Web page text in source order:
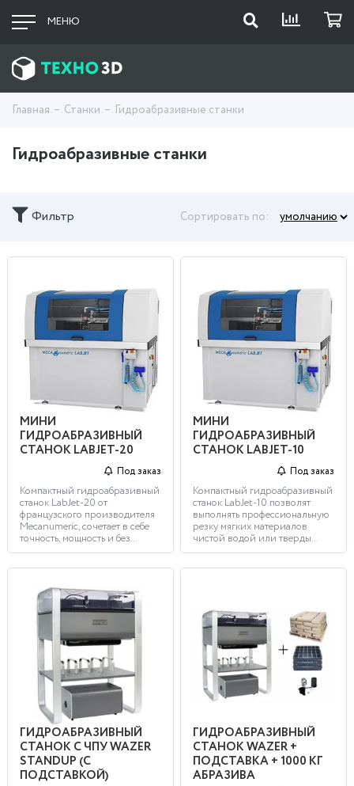
МЕНЮ
Главная Станки Гидроабразивные станки
Гидроабразивные станки
Фильтр Сортировать по:
МИНИ
ГИДРОАБРАЗИВНЫЙ
СТАНОК LABJET-20
Под заказ
Компактный гидроабразивный
станок LabJet-20 от
французского производителя
Mecanumeric, сочетает в себе
точность, мощность и без...
МИНИ
ГИДРОАБРАЗИВНЫЙ
СТАНОК LABJET-10
Под заказ
Компактный гидроабразивный
станок LabJet-10 позволят
выполнять профессиональную
резку мягких материалов
чистой водой или тверды...
ГИДРОАБРАЗИВНЫЙ
СТАНОК С ЧПУ WAZER
STANDUP (С
ПОДСТАВКОЙ)
ГИДРОАБРАЗИВНЫЙ
СТАНОК WAZER +
ПОДСТАВКА + 1000 КГ
АБРАЗИВА